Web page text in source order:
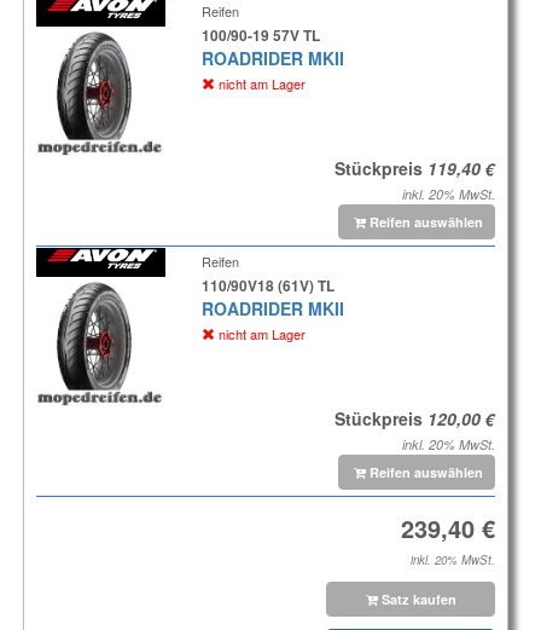
Reifen
100/90-19 57V TL
ROADRIDER MKII
nicht am Lager
Stückpreis
inkl. 20% MwSt.
Reifen auswählen
Reifen
110/90V18 (61V) TL
ROADRIDER MKII
nicht am Lager
Stückpreis
inkl. 20% MwSt.
Reifen auswählen
inkl. 20% MwSt.
Satz kaufen